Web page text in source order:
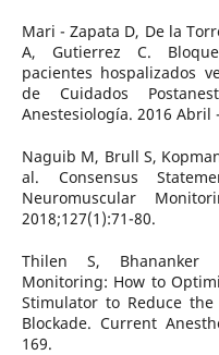
Mari - Zapata D, De la
A, Gutierrez C.
pacientes hospalizados
de Cuidados
Anestesiología. 2016 Abril
Naguib M, Brull S,
al. Consensus
Neuromuscular
2018;127(1):71-80.
Thilen S, Bhananker
Monitoring: How to
Stimulator to Reduce
Blockade. Current
169.